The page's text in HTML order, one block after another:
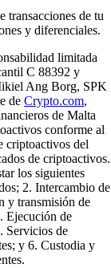
transacciones de tu
y diferenciales.
limitada
C 88392 y
Ang Borg, SPK
de Crypto.com,
de Malta
conforme al
criptoactivos del
de criptoactivos.
los siguientes
2. Intercambio de
y transmisión de
Ejecución de
Servicios de
y 6. Custodia y